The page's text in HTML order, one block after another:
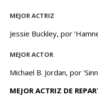
MEJOR ACTRIZ
Jessie Buckley, por
MEJOR ACTOR
Michael B. Jordan, por
MEJOR ACTRIZ DE